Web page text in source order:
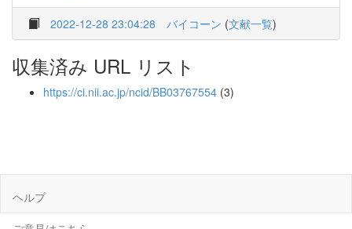
2022-12-28 23:04:28 バイコーン (文献一覧)
収集済み URL リスト
https://ci.nii.ac.jp/ncid/BB03767554 (3)
ヘルプ